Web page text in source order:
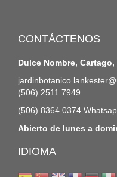
CONTÁCTENOS
Dulce Nombre,
(506) 2511 7949
(506) 8364 0374
Abierto de lunes a
IDIOMA